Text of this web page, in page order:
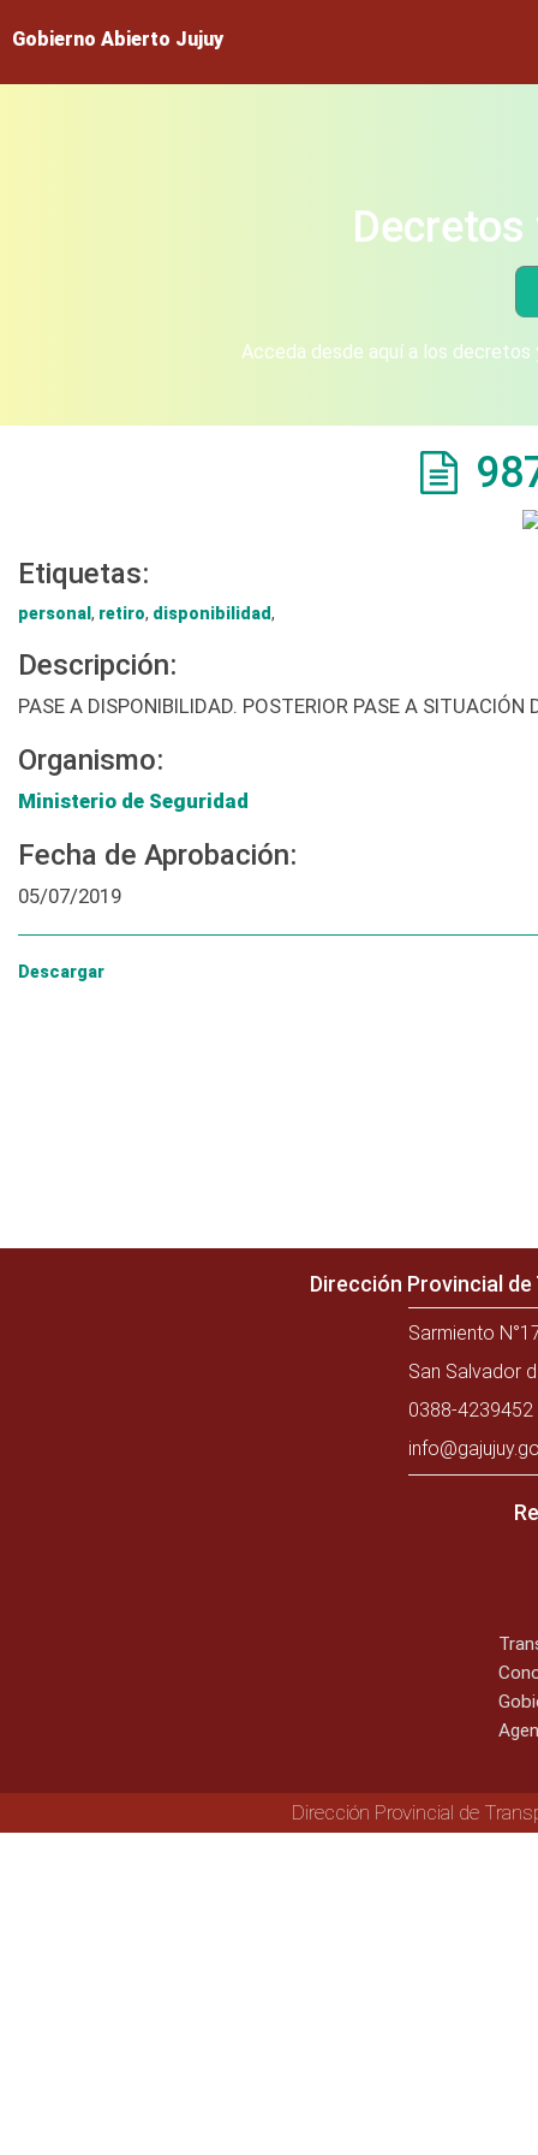
Gobierno Abierto Jujuy
Acceda desde aquí a los
Etiquetas:
personal , retiro, disponibilidad,
Descripción:
PASE A DISPONIBILIDAD. POSTERIOR PASE A
Organismo:
Ministerio de Seguridad
Fecha de Aprobación:
05/07/2019
Descargar
Dirección Provincial
Sarmiento
San Salvador
0388-
Dirección Provincial de